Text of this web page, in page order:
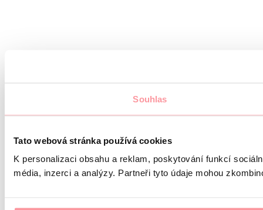
Souhlas
Tato webová stránka používá cookies
K personalizaci obsahu a reklam, poskytování funkcí
média, inzerci a analýzy. Partneři tyto údaje mohou